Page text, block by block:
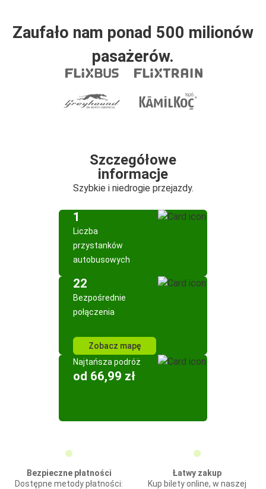
Zaufało nam ponad 500 milionów
pasażerów.
Szczegółowe
informacje
Szybkie i niedrogie przejazdy.
1
Liczba
przystanków
autobusowych
22
Bezpośrednie
połączenia
Zobacz mapę
Najtańsza podróż
od 66,99 zł
Bezpieczne płatności
Dostępne metody płatności:
Łatwy zakup
Kup bilety online, w naszej